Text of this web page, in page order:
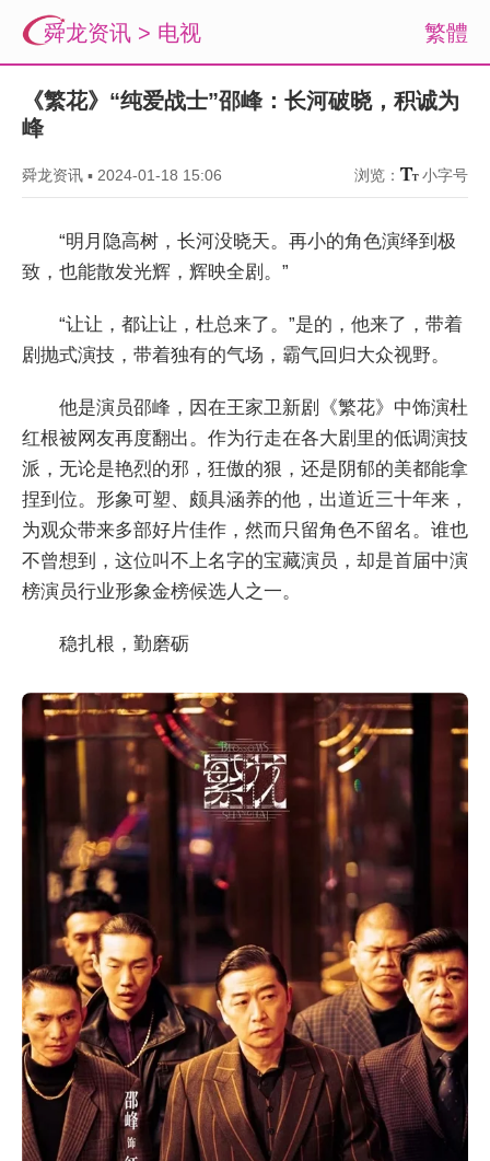
繁體
舜龙资讯 > 电视
《繁花》“纯爱战士”邵峰：长河破晓，积诚为
峰
舜龙资讯 ▪ 2024-01-18 15:06 浏览： 小字号
“明月隐高树，长河没晓天。再小的角色演绎到极
致，也能散发光辉，辉映全剧。”
“让让，都让让，杜总来了。”是的，他来了，带着
剧抛式演技，带着独有的气场，霸气回归大众视野。
他是演员邵峰，因在王家卫新剧《繁花》中饰演杜
红根被网友再度翻出。作为行走在各大剧里的低调演技
派，无论是艳烈的邪，狂傲的狠，还是阴郁的美都能拿
捏到位。形象可塑、颇具涵养的他，出道近三十年来，
为观众带来多部好片佳作，然而只留角色不留名。谁也
不曾想到，这位叫不上名字的宝藏演员，却是首届中演
榜演员行业形象金榜候选人之一。
稳扎根，勤磨砺